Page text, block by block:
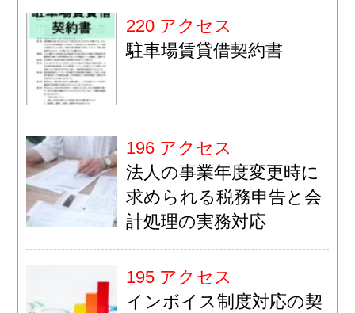
220 アクセス
駐車場賃貸借契約書
196 アクセス
法人の事業年度変更時に
求められる税務申告と会
計処理の実務対応
195 アクセス
インボイス制度対応の契